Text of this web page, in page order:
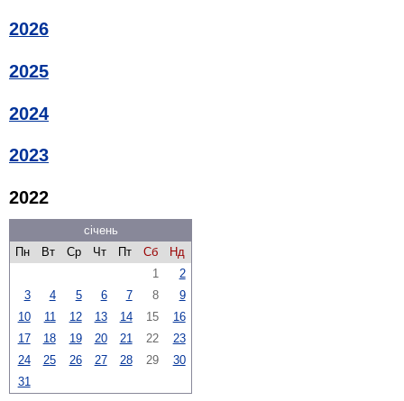
2026
2025
2024
2023
2022
січень
Пн
Вт Ср Чт Пт Сб
Нд
1
2
3
4 5 6 7 8
9
10
11 12 13 14 15
16
17
18 19 20 21 22
23
24
25 26 27 28 29
30
31